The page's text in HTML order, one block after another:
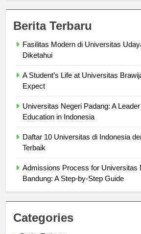
Fasilitas Modern di Universitas
A Student’s Life at Universitas
Universitas Negeri Padang: A Leader
Daftar 10 Universitas di Indonesia
Admissions Process for Universitas
Categories